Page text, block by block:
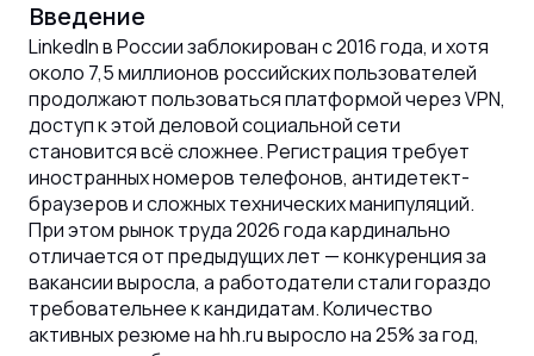
Введение
LinkedIn в России заблокирован с 2016 года, и хотя
около 7,5 миллионов российских пользователей
продолжают пользоваться платформой через VPN,
доступ к этой деловой социальной сети
становится всё сложнее. Регистрация требует
иностранных номеров телефонов, антидетект-
браузеров и сложных технических манипуляций.
При этом рынок труда 2026 года кардинально
отличается от предыдущих лет — конкуренция за
вакансии выросла, а работодатели стали гораздо
требовательнее к кандидатам. Количество
активных резюме на hh.ru выросло на 25% за год,